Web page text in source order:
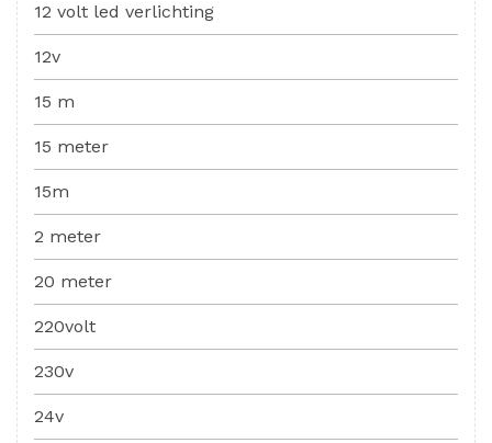
12 volt led verlichting
12v
15 m
15 meter
15m
2 meter
20 meter
220volt
230v
24v